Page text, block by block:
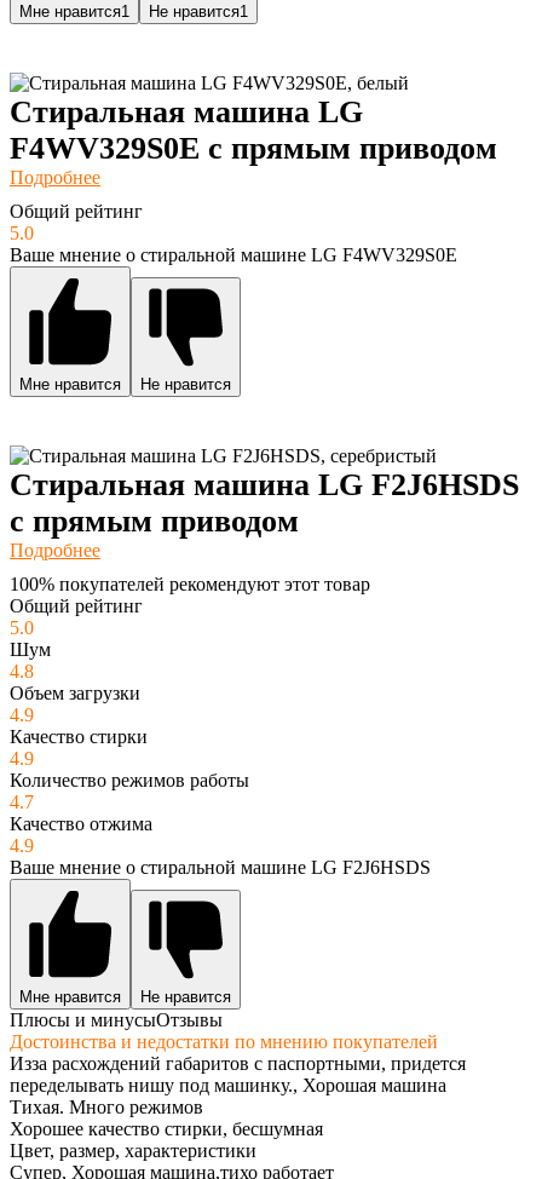
Мне нравится1 Не нравится1
Стиральная машина LG
F4WV329S0E с прямым приводом
Подробнее
Общий рейтинг
5.0
Ваше мнение о стиральной машине LG F4WV329S0E
Мне нравится Не нравится
Стиральная машина LG F2J6HSDS
с прямым приводом
Подробнее
100% покупателей рекомендуют этот товар
Общий рейтинг
5.0
Шум
4.8
Объем загрузки
4.9
Качество стирки
4.9
Количество режимов работы
4.7
Качество отжима
4.9
Ваше мнение о стиральной машине LG F2J6HSDS
Мне нравится Не нравится
Плюсы и минусыОтзывы
Достоинства и недостатки по мнению покупателей
Изза расхождений габаритов с паспортными, придется
переделывать нишу под машинку., Хорошая машина
Тихая. Много режимов
Хорошее качество стирки, бесшумная
Цвет, размер, характеристики
Супер, Хорошая машина,тихо работает